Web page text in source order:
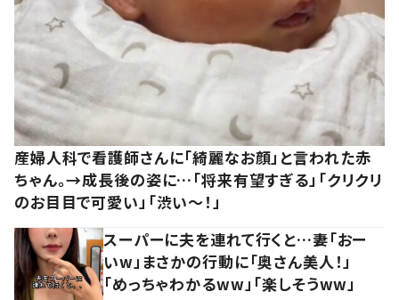
産婦人科で看護師さんに「綺麗なお顔」と言われた赤
ちゃん。→成長後の姿に…「将来有望すぎる」「クリクリ
のお目目で可愛い」「渋い～！」
スーパーに夫を連れて行くと…妻「おー
いw」まさかの行動に「奥さん美人！」
「めっちゃわかるww」「楽しそうww」